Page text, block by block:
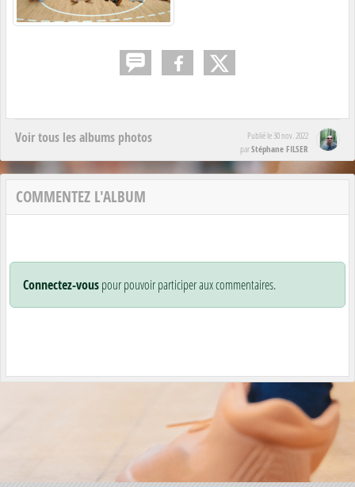
Voir tous les albums photos Publié le 30 nov. 2022
parStéphane FILSER
COMMENTEZ L'ALBUM
Connectez-vouspour pouvoir participer aux commentaires.